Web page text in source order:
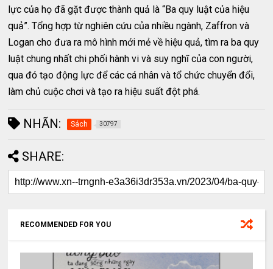
lực của họ đã gặt được thành quả là “Ba quy luật của hiệu
quả”. Tổng hợp từ nghiên cứu của nhiều ngành, Zaffron và
Logan cho đưa ra mô hình mới mẻ về hiệu quả, tìm ra ba quy
luật chung nhất chi phối hành vi và suy nghĩ của con người,
qua đó tạo động lực để các cá nhân và tổ chức chuyển đổi,
làm chủ cuộc chơi và tạo ra hiệu suất đột phá.
NHÃN: Sách 30797
SHARE:
RECOMMENDED FOR YOU